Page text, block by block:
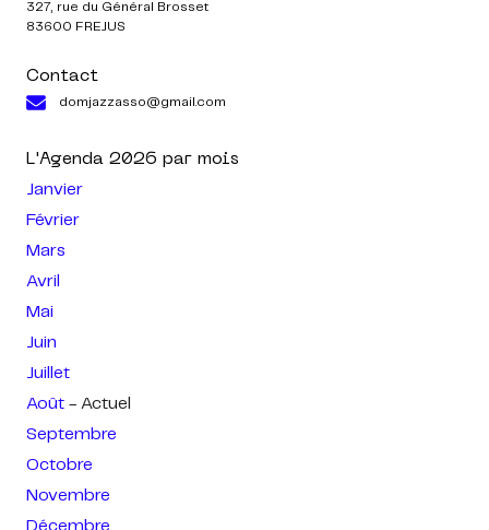
327, rue du Général Brosset
83600 FREJUS
Contact
domjazzasso@gmail.com
L'Agenda 2026 par mois
Janvier
Février
Mars
Avril
Mai
Juin
Juillet
Août - Actuel
Septembre
Octobre
Novembre
Décembre